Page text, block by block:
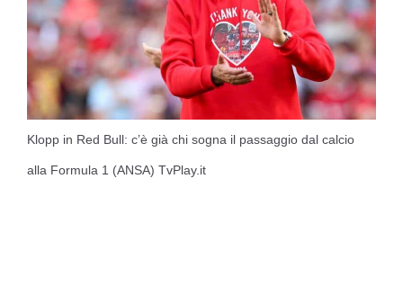
Klopp in Red Bull: c’è già chi sogna il passaggio dal calcio
alla Formula 1 (ANSA) TvPlay.it